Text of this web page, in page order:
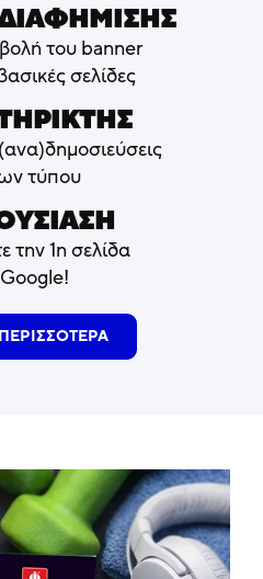
του banner
σελίδες
τύπου
την 1η σελίδα